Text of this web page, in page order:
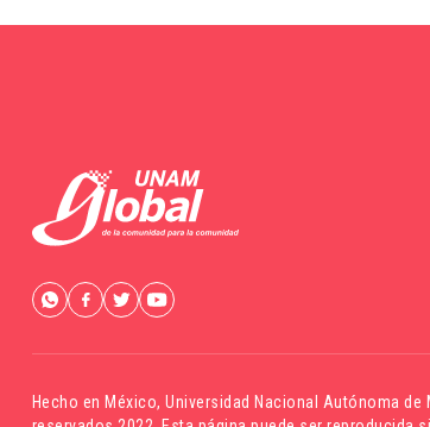
Hecho en México,Universidad Nacional Autónoma de